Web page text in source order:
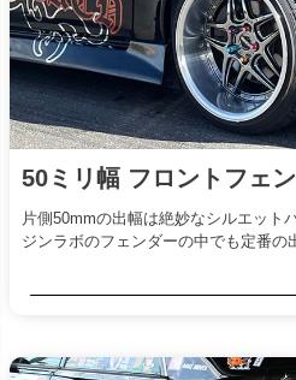
50ミリ幅 フロントフェ
片側50mmの出幅は絶妙なシルエット
ジンラボのフェンダーの中でも定番の